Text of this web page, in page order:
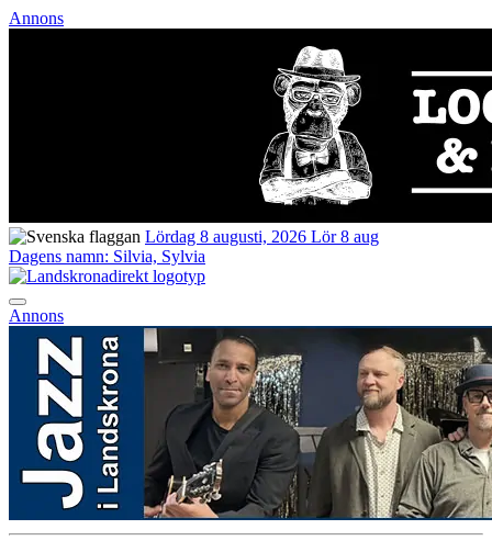
Annons
Lördag 8 augusti, 2026 Lör 8 aug
Dagens namn: Silvia, Sylvia
Annons